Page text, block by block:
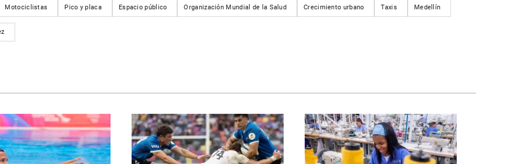
Motociclistas Pico y placa Espacio público Organización Mundial de la Salud Crecimiento urbano Taxis Medellín